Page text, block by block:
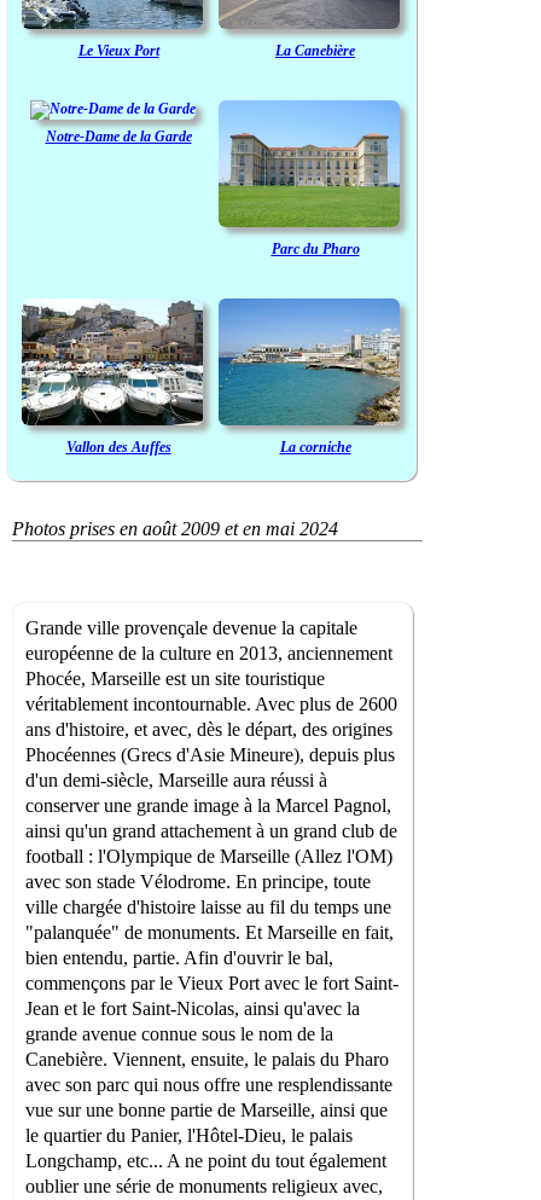
Le Vieux Port La Canebière
Notre-Dame de la Garde
Parc du Pharo
Vallon des Auffes La corniche
Photos prises en août 2009 et en mai 2024
Grande ville provençale devenue la capitale
européenne de la culture en 2013, anciennement
Phocée, Marseille est un site touristique
véritablement incontournable. Avec plus de 2600
ans d'histoire, et avec, dès le départ, des origines
Phocéennes (Grecs d'Asie Mineure), depuis plus
d'un demi-siècle, Marseille aura réussi à
conserver une grande image à la Marcel Pagnol,
ainsi qu'un grand attachement à un grand club de
football : l'Olympique de Marseille (Allez l'OM)
avec son stade Vélodrome. En principe, toute
ville chargée d'histoire laisse au fil du temps une
"palanquée" de monuments. Et Marseille en fait,
bien entendu, partie. Afin d'ouvrir le bal,
commençons par le Vieux Port avec le fort Saint-
Jean et le fort Saint-Nicolas, ainsi qu'avec la
grande avenue connue sous le nom de la
Canebière. Viennent, ensuite, le palais du Pharo
avec son parc qui nous offre une resplendissante
vue sur une bonne partie de Marseille, ainsi que
le quartier du Panier, l'Hôtel-Dieu, le palais
Longchamp, etc... A ne point du tout également
oublier une série de monuments religieux avec,